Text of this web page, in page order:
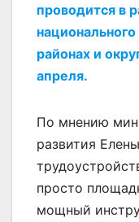
проводится в
районах и
апреля.
По мнению
развития
просто
мощный